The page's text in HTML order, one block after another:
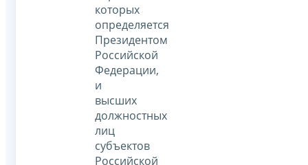
которых
определяется
Президентом
Российской
Федерации,
и
высших
должностных
лиц
субъектов
Российской